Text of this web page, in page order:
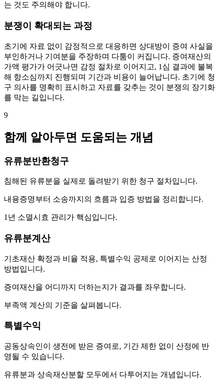
는 것도 주의해야 합니다.
분쟁이 확대되는 과정
초기에 자료 없이 감정적으로 대응하면 상대방이 증여 사실을
부인하거나 기여분을 주장하며 다툼이 커집니다. 증여재산의
가액 평가가 어긋나면 감정 절차로 이어지고, 1심 결과에 불복
해 항소심까지 진행되며 기간과 비용이 늘어납니다. 초기에 청
구 의사를 명확히 표시하고 자료를 갖추는 것이 분쟁의 장기화
를 막는 길입니다.
9
함께 알아두면 도움되는 개념
유류분반환청구
침해된 유류분을 실제로 돌려받기 위한 청구 절차입니다.
내용증명부터 소송까지의 흐름과 입증 방법을 정리합니다.
1년 소멸시효 관리가 핵심입니다.
유류분계산
기초재산 확정과 비율 적용, 특별수익 공제로 이어지는 산정
방법입니다.
증여재산을 어디까지 더하는지가 결과를 좌우합니다.
부족액 계산의 기준을 살펴봅니다.
특별수익
공동상속인이 생전에 받은 증여로, 기간 제한 없이 산정에 반
영될 수 있습니다.
유류분과 상속재산분할 모두에서 다투어지는 개념입니다.